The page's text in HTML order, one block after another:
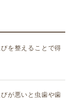
を整えることで得
が悪いと虫歯や歯